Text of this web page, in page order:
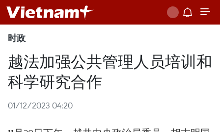
时政
越法加强公共管理人员培训和
科学研究合作
01/12/2023 04:20